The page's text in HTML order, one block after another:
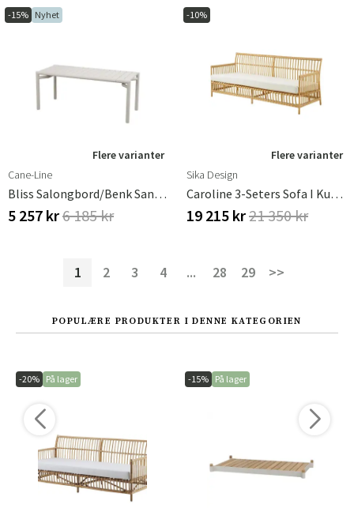
-15% Nyhet
Flere varianter
Cane-Line
Bliss Salongbord/benk Sand, Aluminium
5 257 kr6 185 kr
-10%
Flere varianter
Sika Design
Caroline 3-Seters Sofa I Kunstrotting I Naturfarge
19 215 kr21 350 kr
1 2 3 4 ... 28 29 >>
POPULÆRE PRODUKTER I DENNE KATEGORIEN
-20% På lager -15% På lager